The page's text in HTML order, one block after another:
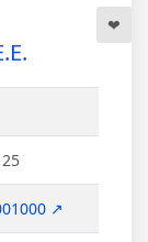
↗